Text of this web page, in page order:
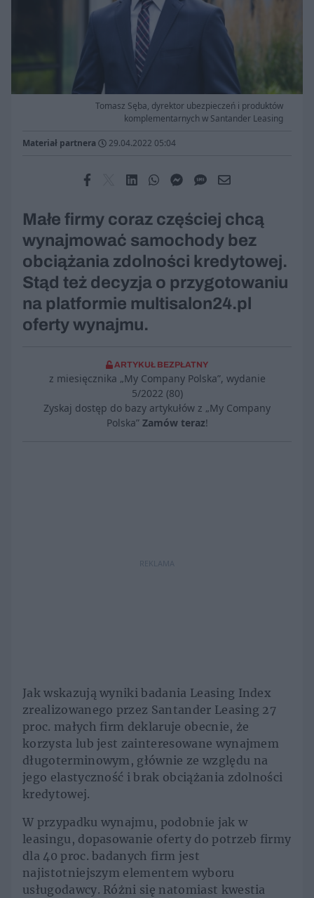
Tomasz Sęba, dyrektor ubezpieczeń i produktów
komplementarnych w Santander Leasing
Materiał partnera 29.04.2022 05:04
Małe firmy coraz częściej chcą
wynajmować samochody bez
obciążania zdolności kredytowej.
Stąd też decyzja o przygotowaniu
na platformie multisalon24.pl
oferty wynajmu.
ARTYKUŁ BEZPŁATNY
z miesięcznika „My Company Polska”, wydanie
5/2022 (80)
Zyskaj dostęp do bazy artykułów z „My Company
Polska” Zamów teraz!
REKLAMA
Jak wskazują wyniki badania Leasing Index
zrealizowanego przez Santander Leasing 27
proc. małych firm deklaruje obecnie, że
korzysta lub jest zainteresowane wynajmem
długoterminowym, głównie ze względu na
jego elastyczność i brak obciążania zdolności
kredytowej.
W przypadku wynajmu, podobnie jak w
leasingu, dopasowanie oferty do potrzeb firmy
dla 40 proc. badanych firm jest
najistotniejszym elementem wyboru
usługodawcy. Różni się natomiast kwestia